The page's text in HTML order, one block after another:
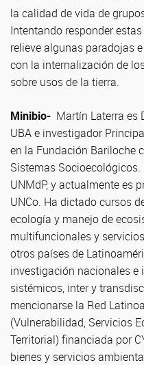
la calidad de vida de
Intentando responder
relieve algunas paradojas
con la internalización de
sobre usos de la tierra.
Minibio- Martín Laterra es
UBA e investigador
en la Fundación Bariloche
Sistemas
UNMdP, y actualmente es
UNCo. Ha dictado cursos
ecología y manejo de
multifuncionales y
otros países de
investigación nacionales e
sistémicos, inter y
mencionarse la Red
(Vulnerabilidad, Servicios
Territorial) financiada por
bienes y servicios